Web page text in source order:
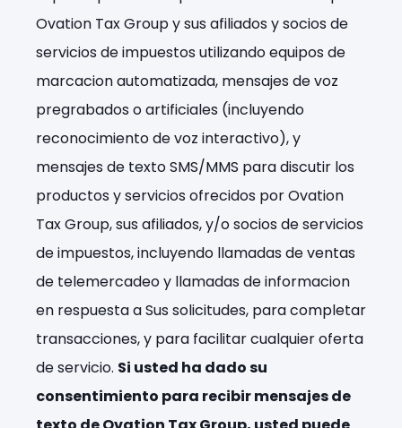
Ovation Tax Group y sus afiliados y socios de
servicios de impuestos utilizando equipos de
marcacion automatizada, mensajes de voz
pregrabados o artificiales (incluyendo
reconocimiento de voz interactivo), y
mensajes de texto SMS/MMS para discutir los
productos y servicios ofrecidos por Ovation
Tax Group, sus afiliados, y/o socios de servicios
de impuestos, incluyendo llamadas de ventas
de telemercadeo y llamadas de informacion
en respuesta a Sus solicitudes, para completar
transacciones, y para facilitar cualquier oferta
de servicio. Si usted ha dado su
consentimiento para recibir mensajes de